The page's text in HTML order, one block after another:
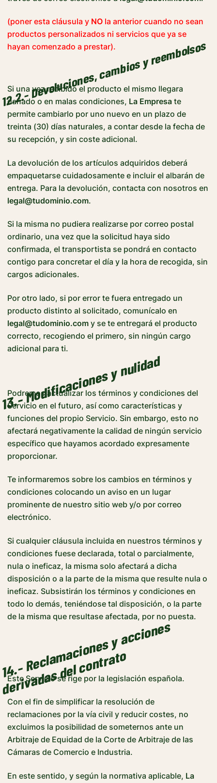
(poner esta cláusula y NO la anterior cuando no sean
productos personalizados ni servicios que ya se
hayan comenzado a prestar).
12.2.- Devoluciones, cambios y reembolsos
Si una vez recibido el producto el mismo llegara
dañado o en malas condiciones, La Empresa te
permite cambiarlo por uno nuevo en un plazo de
treinta (30) días naturales, a contar desde la fecha de
su recepción, y sin coste adicional.
La devolución de los artículos adquiridos deberá
empaquetarse cuidadosamente e incluir el albarán de
entrega. Para la devolución, contacta con nosotros en
legal@tudominio.com.
Si la misma no pudiera realizarse por correo postal
ordinario, una vez que la solicitud haya sido
confirmada, el transportista se pondrá en contacto
contigo para concretar el día y la hora de recogida, sin
cargos adicionales.
Por otro lado, si por error te fuera entregado un
producto distinto al solicitado, comunícalo en
legal@tudominio.com y se te entregará el producto
correcto, recogiendo el primero, sin ningún cargo
adicional para ti.
13.- Modificaciones y nulidad
Podremos actualizar los términos y condiciones del
Servicio en el futuro, así como características y
funciones del propio Servicio. Sin embargo, esto no
afectará negativamente la calidad de ningún servicio
específico que hayamos acordado expresamente
proporcionar.
Te informaremos sobre los cambios en términos y
condiciones colocando un aviso en un lugar
prominente de nuestro sitio web y/o por correo
electrónico.
Si cualquier cláusula incluida en nuestros términos y
condiciones fuese declarada, total o parcialmente,
nula o ineficaz, la misma solo afectará a dicha
disposición o a la parte de la misma que resulte nula o
ineficaz. Subsistirán los términos y condiciones en
todo lo demás, teniéndose tal disposición, o la parte
de la misma que resultase afectada, por no puesta.
1
4
.
-
R
e
cl
a
m
a
c
i
o
n
e
s
y
a
c
c
i
o
n
e
s
d
e
r
i
v
a
d
a
s
d
el
c
o
n
t
r
a
t
o
Este Servicio se rige por la legislación española.
Con el fin de simplificar la resolución de
reclamaciones por la vía civil y reducir costes, no
excluimos la posibilidad de someternos ante un
Arbitraje de Equidad de la Corte de Arbitraje de las
Cámaras de Comercio e Industria.
En este sentido, y según la normativa aplicable, La